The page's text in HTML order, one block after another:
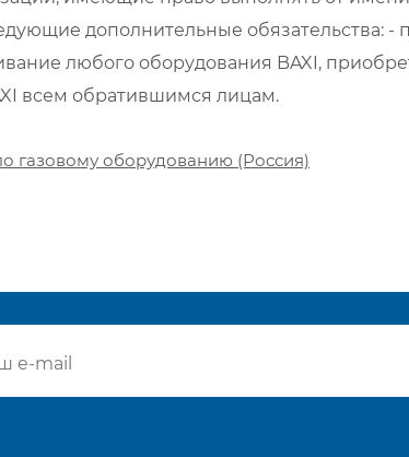
дополнительные обязательства:
любого оборудования BAXI,
всем обратившимся лицам.
газовому оборудованию (Россия)